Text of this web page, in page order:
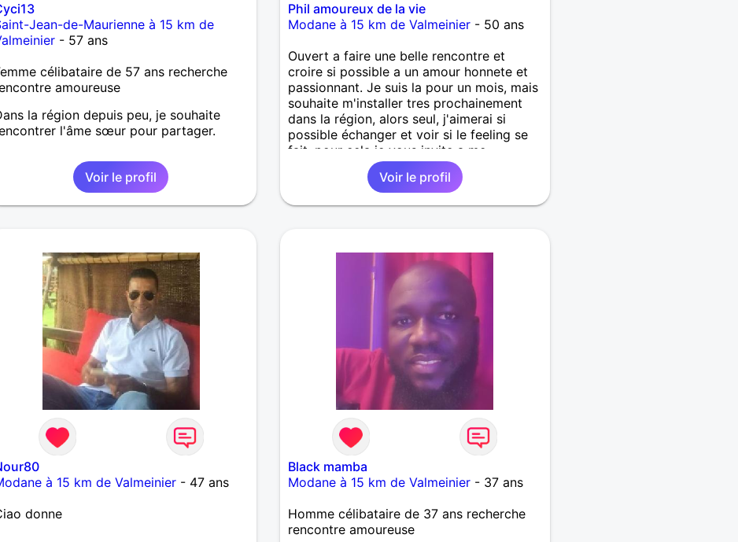
Jean-de-Maurienne à 15 km de
- 57 ans
célibataire de 57 ans recherche
amoureuse
la région depuis peu, je souhaite
l'âme sœur pour partager.
Voir le profil
Phil amoureux de la vie
Modane à 15 km de Valmeinier- 50 ans
Ouvert a faire une belle rencontre et
croire si possible a un amour honnete et
passionnant. Je suis la pour un mois, mais
souhaite m'installer tres prochainement
dans la région, alors seul, j'aimerai si
possible échanger et voir si le feeling se
fait, pour cela je vous invite a me
contacter. Agréablement.
Voir le profil
à 15 km de Valmeinier - 47 ans
donne
Black mamba
Modane à 15 km de Valmeinier- 37 ans
Homme célibataire de 37 ans recherche
rencontre amoureuse